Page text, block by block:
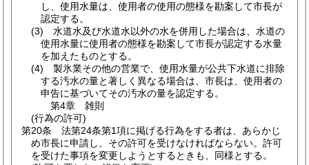
し、使用水量は、使用者の使用の態様を勘案して市長が
認定する。
(3)
水道水及び水道水以外の水を併用した場合は、水道の
使用水量に使用者の態様を勘案して市長が認定する水量
を加えたものとする。
(4)
製氷業その他の営業で、使用水量が公共下水道に排除
する汚水の量と著しく異なる場合は、市長は、使用者の
申告に基づいてその汚水の量を認定する。
第4章
雑則
(行為の許可)
第20条
法第24条第1項に掲げる行為をする者は、あらかじ
め市長に申請し、その許可を受けなければならない。 許可
を受けた事項を変更しようとするときも、同様とする。